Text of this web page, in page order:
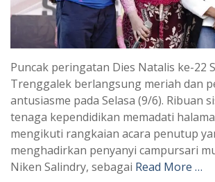
Puncak peringatan Dies Natalis ke-22
Trenggalek berlangsung meriah dan
antusiasme pada Selasa (9/6). Ribuan
tenaga kependidikan memadati
mengikuti rangkaian acara penutup
menghadirkan penyanyi campursari
Niken Salindry, sebagai Read More …